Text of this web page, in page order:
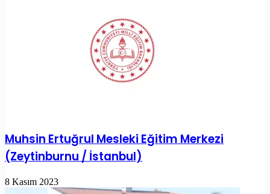
Muhsin Ertuğrul Mesleki Eğitim Merkezi
(Zeytinburnu / İstanbul)
8 Kasım 2023